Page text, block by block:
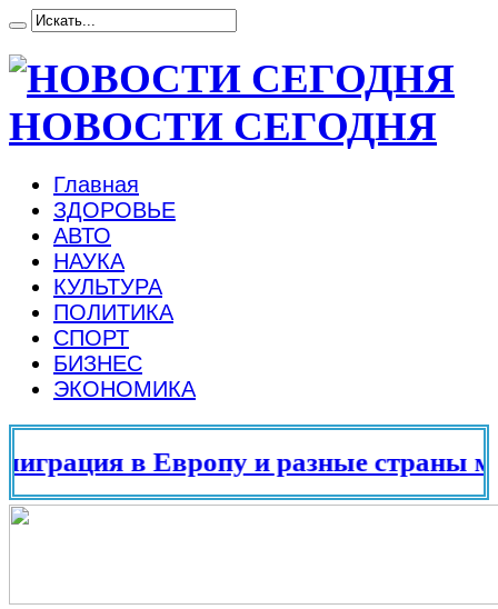
НОВОСТИ СЕГОДНЯ
Главная
ЗДОРОВЬЕ
АВТО
НАУКА
КУЛЬТУРА
ПОЛИТИКА
СПОРТ
БИЗНЕС
ЭКОНОМИКА
в Европу и разные страны